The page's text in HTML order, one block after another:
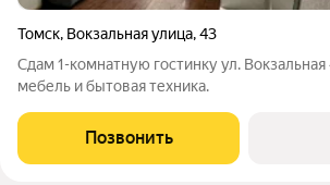
Томск, Вокзальная улица,43
Сдам 1-комнатную гостинку ул. Вокзальная
мебель и бытовая техника.
Позвонить